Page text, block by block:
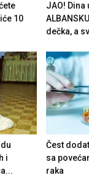
10
JAO! Dina
dečka, a
i
Čest
sa
raka